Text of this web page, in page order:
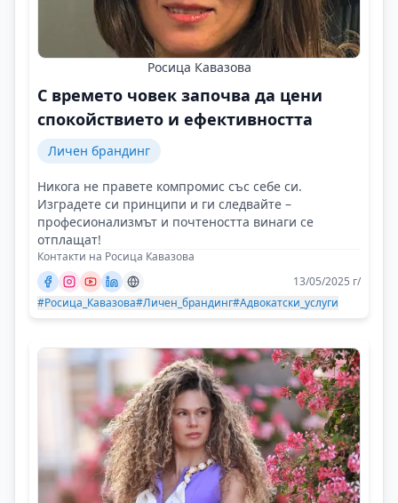
Росица Кавазова
С времето човек започва да цени
спокойствието и ефективността
Личен брандинг
Никога не правете компромис със себе си.
Изградете си принципи и ги следвайте –
професионализмът и почтеността винаги се
отплащат!
Контакти на Росица Кавазова
13/05/2025 г/
#Росица_Кавазова#Личен_брандинг#Адвокатски_услуги